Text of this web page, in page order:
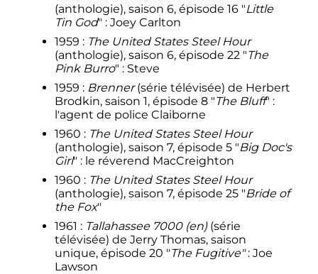
(anthologie), saison 6, épisode 16 "Little
Tin God" : Joey Carlton
1959 : The United States Steel Hour
(anthologie), saison 6, épisode 22 "The
Pink Burro" : Steve
1959 : Brenner(série télévisée) de Herbert
Brodkin, saison 1, épisode 8 "The Bluff" :
l'agent de police Claiborne
1960 : The United States Steel Hour
(anthologie), saison 7, épisode 5 "Big Doc's
Girl" : le réverend MacCreighton
1960 : The United States Steel Hour
(anthologie), saison 7, épisode 25 "Bride of
the Fox"
1961 : Tallahassee 7000 (en)(série
télévisée) de Jerry Thomas, saison
unique, épisode 20 "The Fugitive" : Joe
Lawson